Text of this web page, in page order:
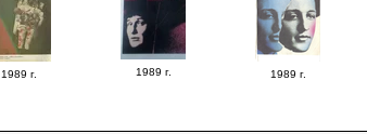
1989 г. 1989 г. 1989 г.